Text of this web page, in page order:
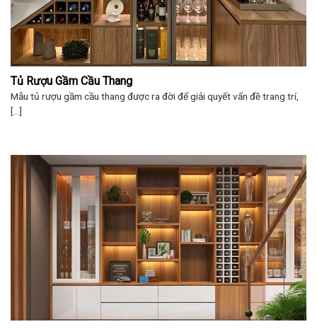
Tủ Rượu Gầm Cầu Thang
Mẫu tủ rượu gầm cầu thang được ra đời để giải quyết vấn đề trang trí,
[...]